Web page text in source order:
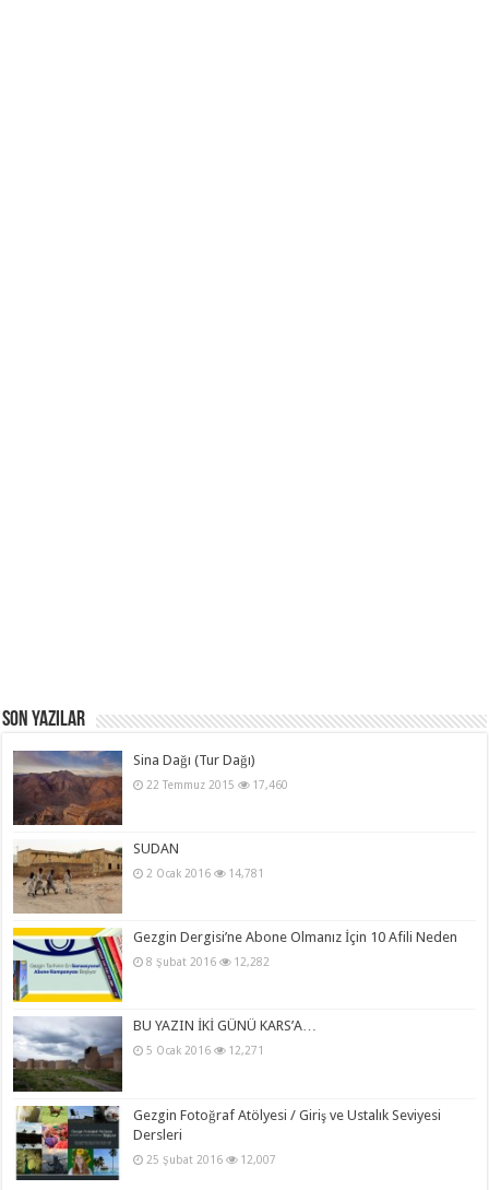
Son Yazılar
Sina Dağı (Tur Dağı)
22 Temmuz 2015 17,460
SUDAN
2 Ocak 2016 14,781
Gezgin Dergisi’ne Abone Olmanız İçin 10 Afili Neden
8 Şubat 2016 12,282
BU YAZIN İKİ GÜNÜ KARS’A…
5 Ocak 2016 12,271
Gezgin Fotoğraf Atölyesi / Giriş ve Ustalık Seviyesi
Dersleri
25 Şubat 2016 12,007